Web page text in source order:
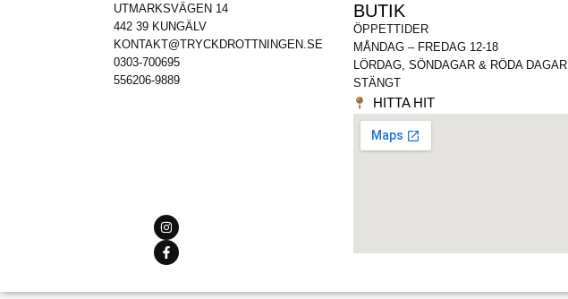
UTMARKSVÄGEN 14
442 39 KUNGÄLV
KONTAKT@TRYCKDROTTNINGEN.SE
0303-700695
556206-9889
BUTIK
ÖPPETTIDER
MÅNDAG – FREDAG 12-18
LÖRDAG, SÖNDAGAR & RÖDA DAGAR
STÄNGT
HITTA HIT